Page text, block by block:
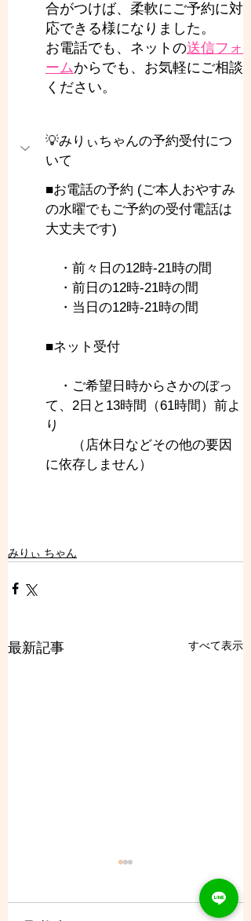
合がつけば、柔軟にご予約に対
応できる様になりました。
お電話でも、ネットの送信フォ
ームからでも、お気軽にご相談
ください。
💡みりぃちゃんの予約受付につ
いて
■お電話の予約 (ご本人おやすみ
の水曜でもご予約の受付電話は
大丈夫です)
・前々日の12時-21時の間
・前日の12時-21時の間
・当日の12時-21時の間
■ネット受付
・ご希望日時からさかのぼっ
て、2日と13時間（61時間）前よ
り
（店休日などその他の要因
に依存しません）
みりぃ ちゃん
最新記事 すべて表示